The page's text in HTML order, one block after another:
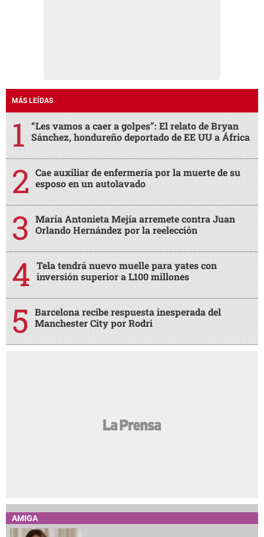
MÁS LEÍDAS
“Les vamos a caer a golpes”: El relato de Bryan
Sánchez, hondureño deportado de EE UU a África
Cae auxiliar de enfermería por la muerte de su
esposo en un autolavado
María Antonieta Mejía arremete contra Juan
Orlando Hernández por la reelección
Tela tendrá nuevo muelle para yates con
inversión superior a L100 millones
Barcelona recibe respuesta inesperada del
Manchester City por Rodri
AMIGA